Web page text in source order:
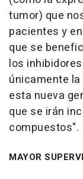
tumor) que
pacientes y
que se
los
únicamente
esta nueva
que se irán
compuestos".
MAYOR